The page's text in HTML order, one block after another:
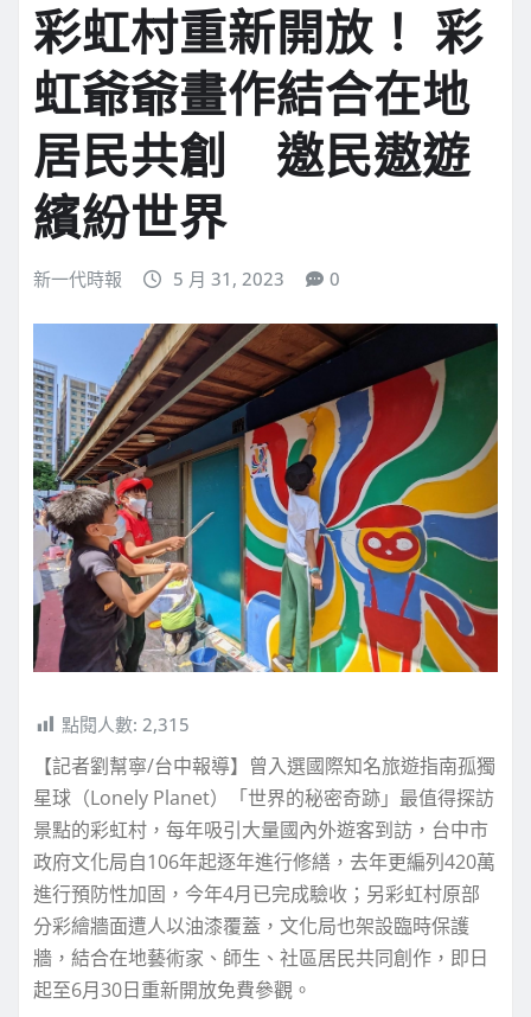
彩虹村重新開放！ 彩
虹爺爺畫作結合在地
居民共創 邀民遨遊
繽紛世界
新一代時報 5 月 31, 2023 0
點閱人數: 2,315
【記者劉幫寧/台中報導】曾入選國際知名旅遊指南孤獨
星球（Lonely Planet）「世界的秘密奇跡」最值得探訪
景點的彩虹村，每年吸引大量國內外遊客到訪，台中市
政府文化局自106年起逐年進行修繕，去年更編列420萬
進行預防性加固，今年4月已完成驗收；另彩虹村原部
分彩繪牆面遭人以油漆覆蓋，文化局也架設臨時保護
牆，結合在地藝術家、師生、社區居民共同創作，即日
起至6月30日重新開放免費參觀。